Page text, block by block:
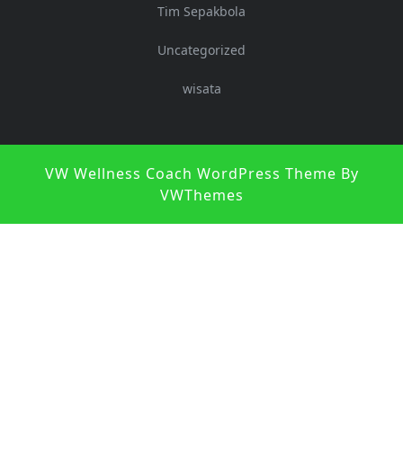
Tim Sepakbola
Uncategorized
wisata
VW Wellness Coach WordPress Theme By
VWThemes